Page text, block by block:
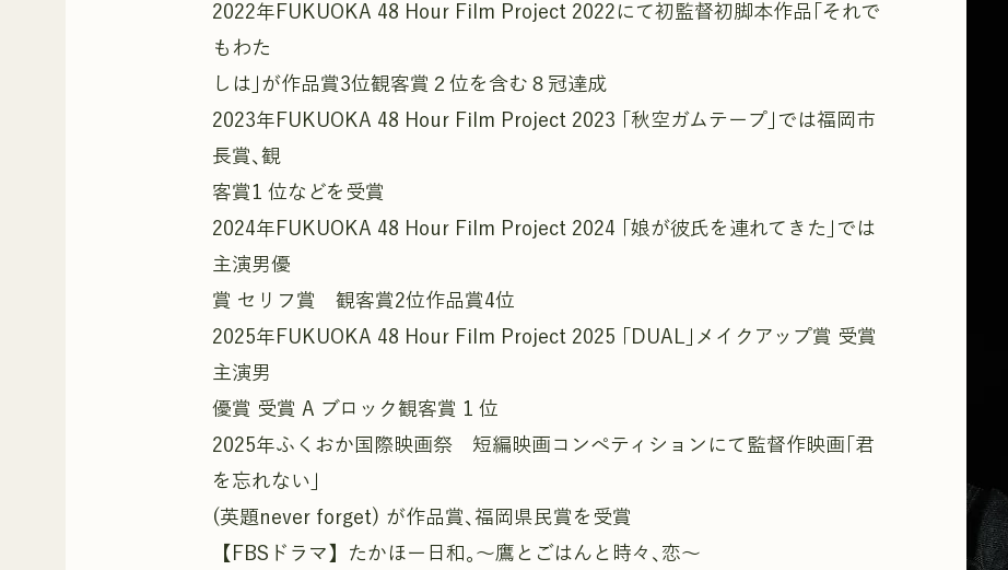
2022年FUKUOKA 48 Hour Film Project 2022にて初監督初脚本作品｢それで
もわた
しは｣が作品賞3位観客賞２位を含む８冠達成
2023年FUKUOKA 48 Hour Film Project 2023 ｢秋空ガムテープ｣では福岡市
長賞､観
客賞1 位などを受賞
2024年FUKUOKA 48 Hour Film Project 2024 ｢娘が彼氏を連れてきた｣では
主演男優
賞 セリフ賞 観客賞2位作品賞4位
2025年FUKUOKA 48 Hour Film Project 2025 ｢DUAL｣メイクアップ賞 受賞
主演男
優賞 受賞 A ブロック観客賞 1 位
2025年ふくおか国際映画祭 短編映画コンぺティションにて監督作映画｢君
を忘れない｣
(英題never forget) が作品賞､福岡県民賞を受賞
【FBSドラマ】たかほー日和｡～鷹とごはんと時々､恋～